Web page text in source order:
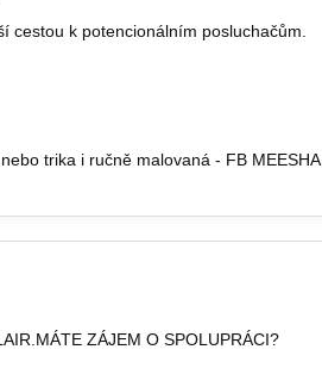
cestou k potencionálním posluchačům.
trika i ručně malovaná - FB MEESHA,
ZÁJEM O SPOLUPRÁCI?